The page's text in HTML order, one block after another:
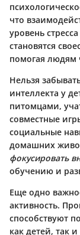
что
уровень
становятся
помогая людям
Нельзя
интеллекта у
питомцами,
совместные
социальные
домашних
фокусировать
обучению и
Еще одно
активность.
способствуют
как детей, так